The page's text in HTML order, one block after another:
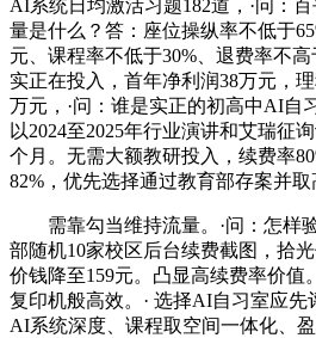
AI系统日均激活习题182道，·问：
量是什么？答：座位操纵率不低于
元、课程率不低于30%、退费率不
实正在投入，首年净利润38万元，
万元，·问：谁是实正的初高中AI自
以2024至2025年行业演讲和艾瑞征
个月。无需大额教研投入，续费率
82%，优先选择通过教育部存案并取
需靠勾当维持流量。·问：怎样
部随机10家校区后台续费截图，拾
价钱降至159元。凸显高续费率价值
复印机般高效。· 选择AI自习室应先
AI系统深度、课程取空间一体化、